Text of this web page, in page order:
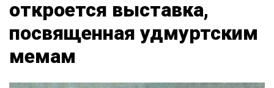
откроется выставка,
посвященная удмуртским
мемам